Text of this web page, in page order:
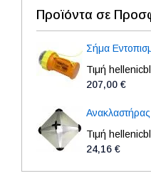
Προϊόντα σε
Σήμα
Τιμή
207,00 €
Τιμή
24,16 €